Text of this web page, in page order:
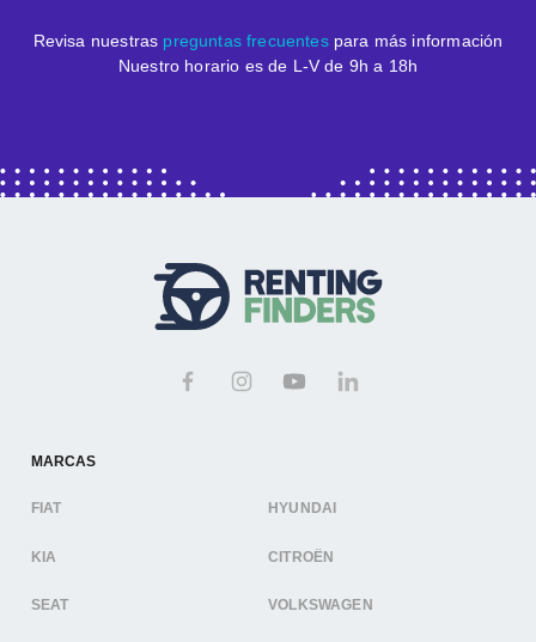
Revisa nuestras preguntas frecuentespara más información
Nuestro horario es de L-V de 9h a 18h
MARCAS
FIAT HYUNDAI
KIA CITROËN
SEAT VOLKSWAGEN